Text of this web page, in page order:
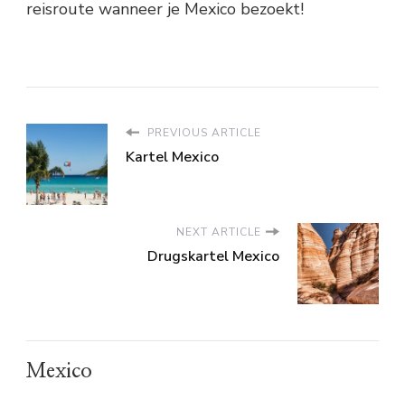
reisroute wanneer je Mexico bezoekt!
PREVIOUS ARTICLE
Kartel Mexico
NEXT ARTICLE
Drugskartel Mexico
Mexico